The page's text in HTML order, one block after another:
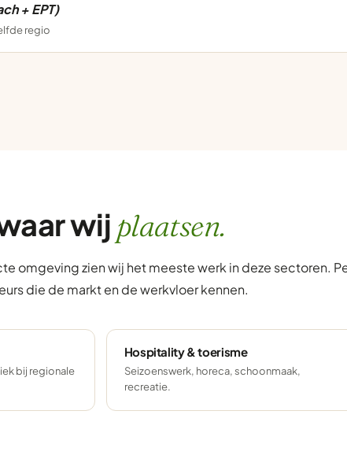
+ EPT)
regio
wij plaatsen.
omgeving zien wij het meeste werk in deze sectoren.
die de markt en de werkvloer kennen.
bij regionale
Hospitality & toerisme
Seizoenswerk, horeca, schoonmaak,
recreatie.